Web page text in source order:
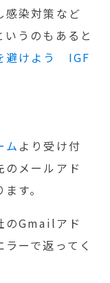
感染対策など
うのもあると
避けよう IGF
ム より受け付
のメールアド
す。
のGmailアド
ーで返ってく